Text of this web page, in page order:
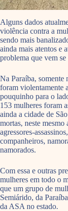
Alguns dados
violência contra a
sendo mais
ainda mais atentos e
problema que vem
Na Paraíba, somente
foram violentamente
pouquinho para o
153 mulheres foram
ainda a cidade de
mortas, neste mesmo
agressores-
companheiros,
namorados.
Com essa e outras
mulheres em todo o
que um grupo de
Semiárido, da
da ASA no estado.